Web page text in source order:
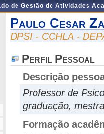
de Gestão de Atividades
Paulo Cesar
DPSI - CCHLA -
Perfil Pessoal
Descrição
Professor de
graduação,
Formação